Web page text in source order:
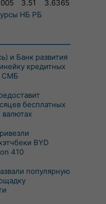
3.51
3.6365
НБ РБ
и Банк развития
кредитных
СМБ
бесплатных
BYD
410
популярную